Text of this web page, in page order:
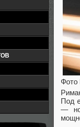
Фото
Под
—